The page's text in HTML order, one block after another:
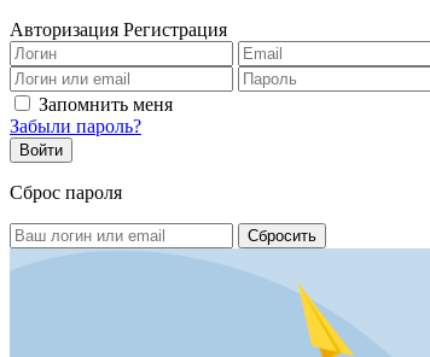
Авторизация Регистрация
Запомнить меня
Забыли пароль?
Сброс пароля